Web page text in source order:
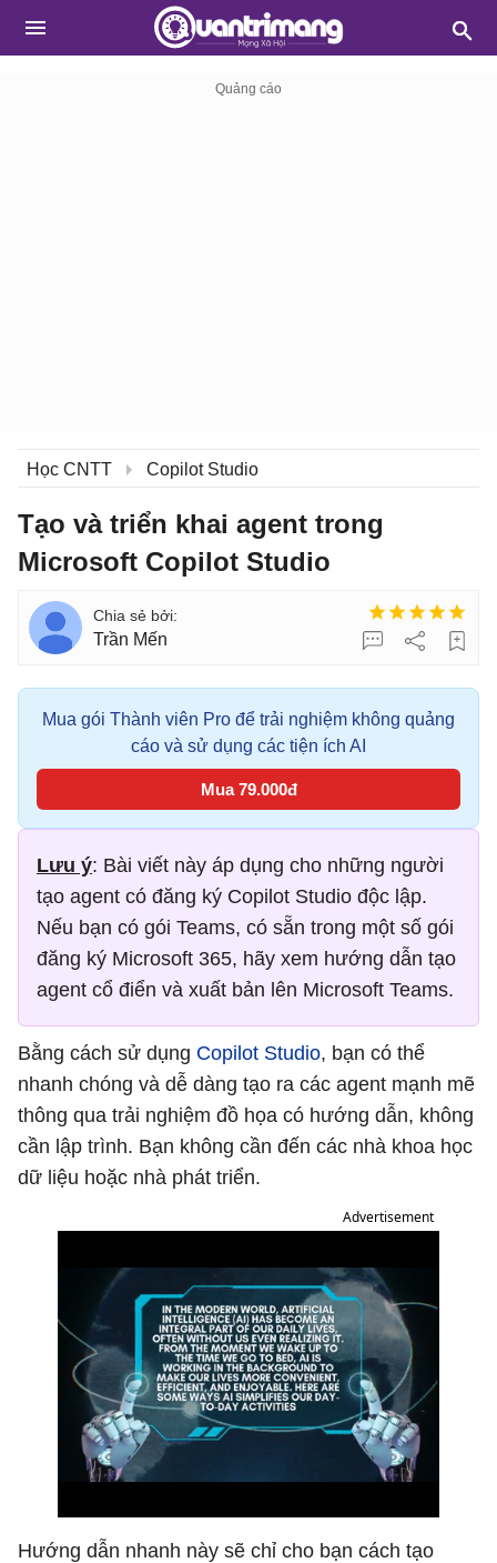
Học CNTT Copilot Studio
Tạo và triển khai agent trong
Microsoft Copilot Studio
Trần Mến
Mua gói Thành viên Pro để trải nghiệm không quảng
cáo và sử dụng các tiện ích AI
Mua 79.000đ
Lưu ý: Bài viết này áp dụng cho những người
tạo agent có đăng ký Copilot Studio độc lập.
Nếu bạn có gói Teams, có sẵn trong một số gói
đăng ký Microsoft 365, hãy xem hướng dẫn tạo
agent cổ điển và xuất bản lên Microsoft Teams.
Bằng cách sử dụng Copilot Studio, bạn có thể
nhanh chóng và dễ dàng tạo ra các agent mạnh mẽ
thông qua trải nghiệm đồ họa có hướng dẫn, không
cần lập trình. Bạn không cần đến các nhà khoa học
dữ liệu hoặc nhà phát triển.
Advertisement
Hướng dẫn nhanh này sẽ chỉ cho bạn cách tạo